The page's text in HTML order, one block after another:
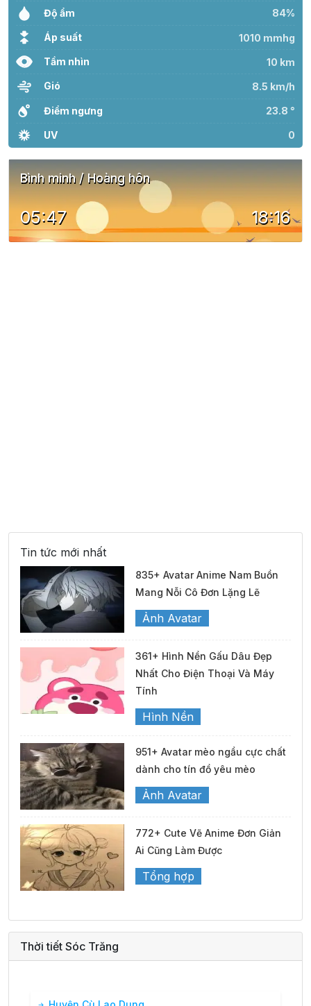
Độ ẩm 84%
Áp suất 1010 mmhg
Tầm nhìn 10 km
Gió 8.5 km/h
Điểm ngưng 23.8 °
UV 0
Bình minh / Hoàng hôn
05:47 18:16
Tin tức mới nhất
835+ Avatar Anime Nam Buồn
Mang Nỗi Cô Đơn Lặng Lẽ
Ảnh Avatar
361+ Hình Nền Gấu Dâu Đẹp
Nhất Cho Điện Thoại Và Máy
Tính
Hình Nền
951+ Avatar mèo ngầu cực chất
dành cho tín đồ yêu mèo
Ảnh Avatar
772+ Cute Vẽ Anime Đơn Giản
Ai Cũng Làm Được
Tổng hợp
Thời tiết Sóc Trăng